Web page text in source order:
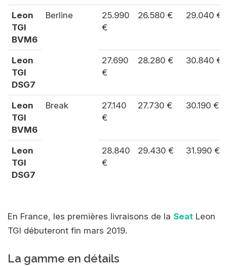
Leon
TGI
BVM6
Berline
25.990
€
26.580 € 29.040 €
Leon
TGI
DSG7
27.690
€
28.280 € 30.840 €
Leon
TGI
BVM6
Break
27.140
€
27.730 € 30.190 €
Leon
TGI
DSG7
28.840
€
29.430 € 31.990 €
En France, les premières livraisons de la Seat Leon
TGI débuteront fin mars 2019.
La gamme en détails